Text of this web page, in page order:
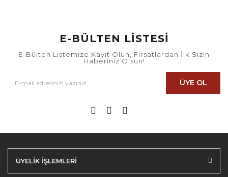
E-BÜLTEN LİSTESİ
E-Bülten Listemize Kayıt Olun, Fırsatlardan İlk Sizin
Haberiniz Olsun!
ÜYE OL
ÜYELİK İŞLEMLERİ